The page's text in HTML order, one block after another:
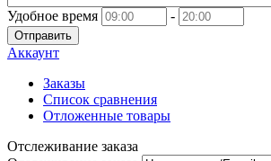
Удобное время -
Отправить
Аккаунт
Заказы
Список сравнения
Отложенные товары
Отслеживание заказа